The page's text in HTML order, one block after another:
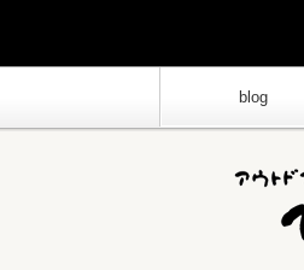
blog